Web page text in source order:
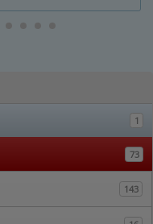
1
73
143